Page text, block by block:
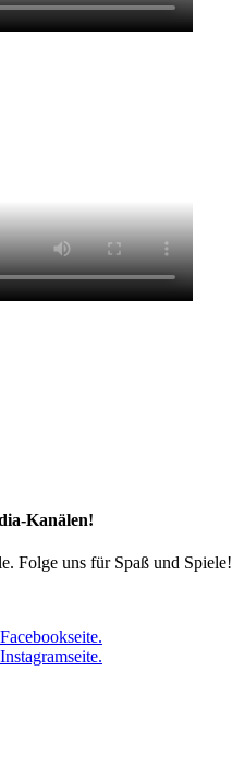
Kanälen!
Folge uns für Spaß und Spiele!